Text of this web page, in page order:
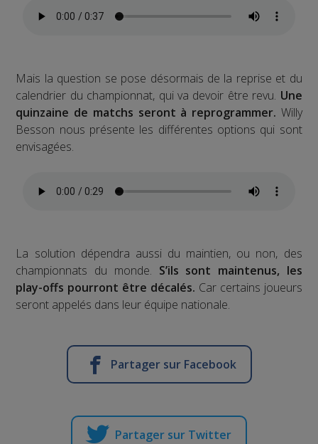
Mais la question se pose désormais de la reprise et du
calendrier du championnat, qui va devoir être revu. Une
quinzaine de matchs seront à reprogrammer. Willy
Besson nous présente les différentes options qui sont
envisagées.
La solution dépendra aussi du maintien, ou non, des
championnats du monde. S’ils sont maintenus, les
play-offs pourront être décalés. Car certains joueurs
seront appelés dans leur équipe nationale.
Partager sur Facebook
Partager sur Twitter